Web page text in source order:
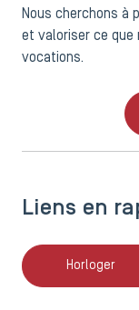
Nous cherchons à
et valoriser ce que
vocations.
Liens en
Horloger